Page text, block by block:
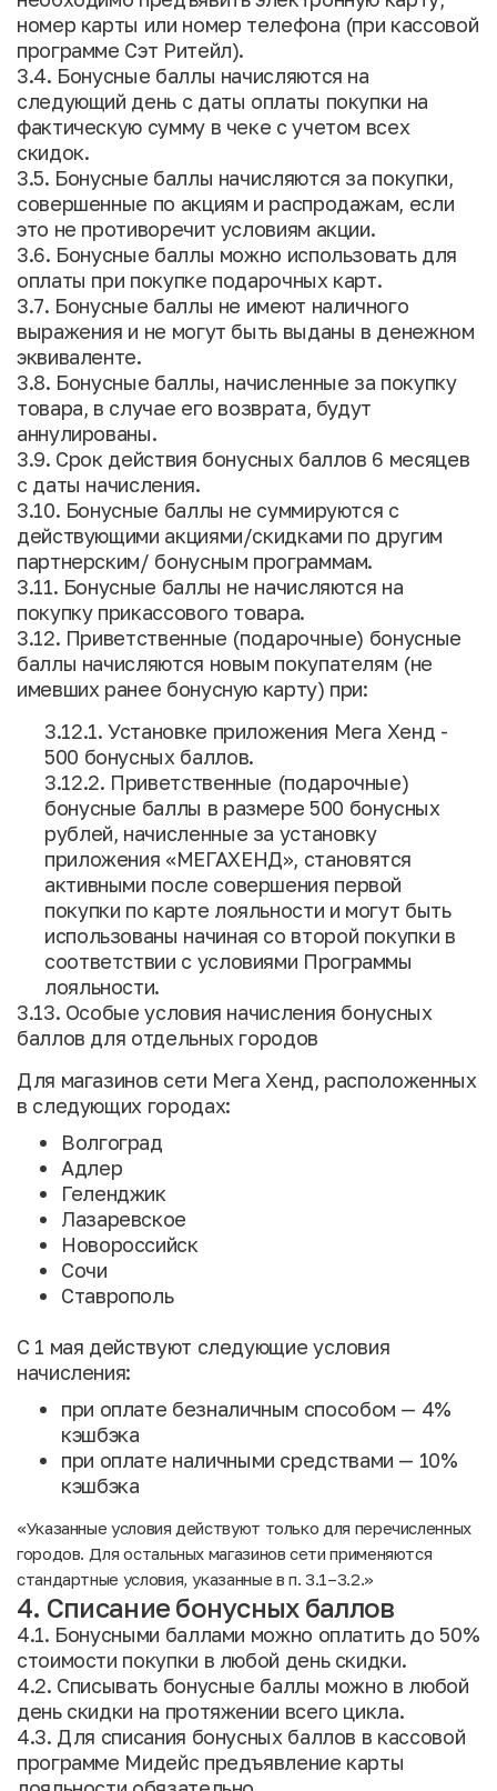
номер карты или номер телефона (при кассовой
программе Сэт Ритейл).
3.4. Бонусные баллы начисляются на
следующий день с даты оплаты покупки на
фактическую сумму в чеке с учетом всех
скидок.
3.5. Бонусные баллы начисляются за покупки,
совершенные по акциям и распродажам, если
это не противоречит условиям акции.
3.6. Бонусные баллы можно использовать для
оплаты при покупке подарочных карт.
3.7. Бонусные баллы не имеют наличного
выражения и не могут быть выданы в денежном
эквиваленте.
3.8. Бонусные баллы, начисленные за покупку
товара, в случае его возврата, будут
аннулированы.
3.9. Срок действия бонусных баллов 6 месяцев
с даты начисления.
3.10. Бонусные баллы не суммируются с
действующими акциями/скидками по другим
партнерским/ бонусным программам.
3.11. Бонусные баллы не начисляются на
покупку прикассового товара.
3.12. Приветственные (подарочные) бонусные
баллы начисляются новым покупателям (не
имевших ранее бонусную карту) при:
3.12.1. Установке приложения Мега Хенд -
500 бонусных баллов.
3.12.2. Приветственные (подарочные)
бонусные баллы в размере 500 бонусных
рублей, начисленные за установку
приложения «МЕГАХЕНД», становятся
активными после совершения первой
покупки по карте лояльности и могут быть
использованы начиная со второй покупки в
соответствии с условиями Программы
лояльности.
3.13. Особые условия начисления бонусных
баллов для отдельных городов
Для магазинов сети Мега Хенд, расположенных
в следующих городах:
Волгоград
Адлер
Геленджик
Лазаревское
Новороссийск
Сочи
Ставрополь
С 1 мая действуют следующие условия
начисления:
при оплате безналичным способом — 4%
кэшбэка
при оплате наличными средствами — 10%
кэшбэка
«Указанные условия действуют только для перечисленных
городов. Для остальных магазинов сети применяются
стандартные условия, указанные в п. 3.1–3.2.»
4. Списание бонусных баллов
4.1. Бонусными баллами можно оплатить до 50%
стоимости покупки в любой день скидки.
4.2. Списывать бонусные баллы можно в любой
день скидки на протяжении всего цикла.
4.3. Для списания бонусных баллов в кассовой
программе Мидейс предъявление карты